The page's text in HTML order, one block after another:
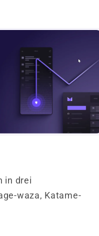
in drei
waza, Katame-